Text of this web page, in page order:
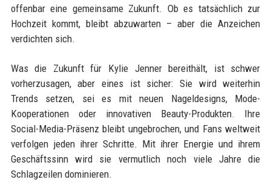
offenbar eine gemeinsame Zukunft. Ob es tatsächlich zur
Hochzeit kommt, bleibt abzuwarten – aber die Anzeichen
verdichten sich.
Was die Zukunft für Kylie Jenner bereithält, ist schwer
vorherzusagen, aber eines ist sicher: Sie wird weiterhin
Trends setzen, sei es mit neuen Nageldesigns, Mode-
Kooperationen oder innovativen Beauty-Produkten. Ihre
Social-Media-Präsenz bleibt ungebrochen, und Fans weltweit
verfolgen jeden ihrer Schritte. Mit ihrer Energie und ihrem
Geschäftssinn wird sie vermutlich noch viele Jahre die
Schlagzeilen dominieren.